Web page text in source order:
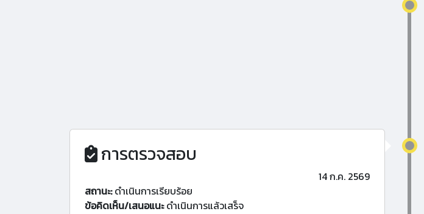
การตรวจสอบ
14 ก.ค. 2569
สถานะ:ดำเนินการเรียบร้อย
ข้อคิดเห็น/เสนอแนะดำเนินการแล้วเสร็จ